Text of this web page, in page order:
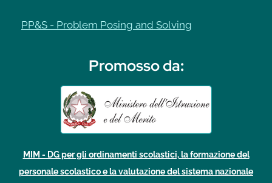
PP&S - Problem Posing and Solving
Promosso da:
MIM - DG per gli ordinamenti scolastici, la formazione del
personale scolastico e la valutazione del sistema nazionale